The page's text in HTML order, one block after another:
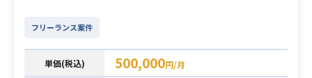
フリーランス案件
単価(税込) 500,000円/月